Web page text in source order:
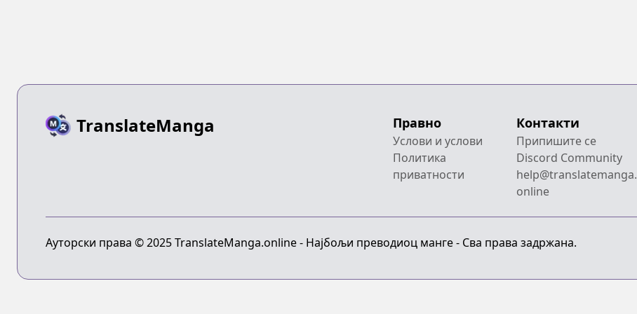
TranslateManga Правно
Услови и услови
Политика
приватности
Контакти
Припишите се
Discord Community
help@translatemanga.
online
Ауторски права © 2025 TranslateManga.online - Најбољи преводиоц манге - Сва права задржана.